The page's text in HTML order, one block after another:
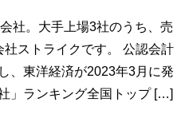
社。大手上場3社のうち、売
社ストライクです。 公認会計
、東洋経済が2023年3月に発
」ランキング全国トップ […]